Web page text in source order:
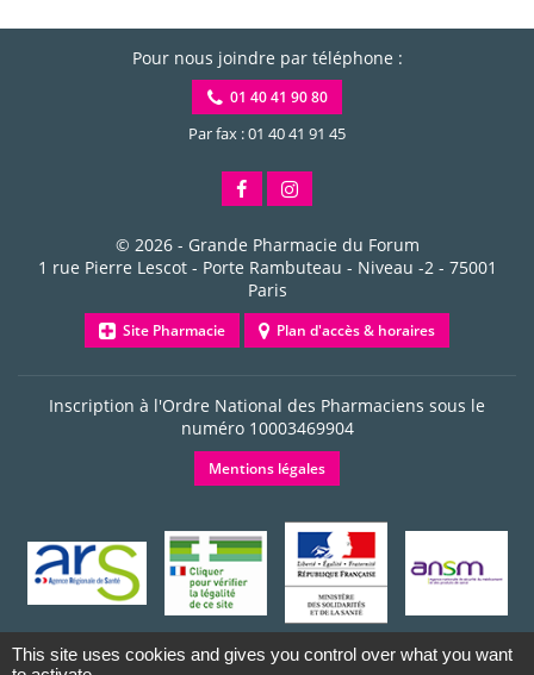
Pour nous joindre par téléphone :
01 40 41 90 80
Par fax : 01 40 41 91 45
© 2026 - Grande Pharmacie du Forum
1 rue Pierre Lescot - Porte Rambuteau - Niveau -2- 75001
Paris
Site Pharmacie Plan d'accès & horaires
Inscription à l'Ordre National des Pharmaciens sous le
numéro 10003469904
Mentions légales
This site uses cookies and gives you control over what you want